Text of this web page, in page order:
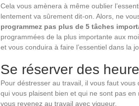
Cela vous amènera à même oublier
lentement va sûrement dit-on. Alors, ne
programmez pas plus de 5 tâches
programmées de la plus importante aux
et vous conduira à faire l’essentiel dans la
Se réserver des
Pour déstresser au travail, il vous faut
qui vous plaisent bien et qui ne sont pas
vous revenez au travail avec vigueur.